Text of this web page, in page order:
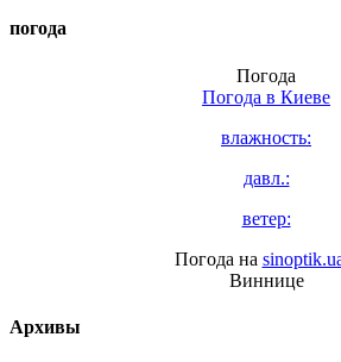
погода
Погода
Погода в Киеве
влажность:
давл.:
ветер:
Погода на
Виннице
Архивы